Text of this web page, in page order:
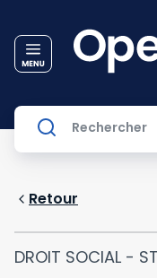
Retour
DROIT SOCIAL -